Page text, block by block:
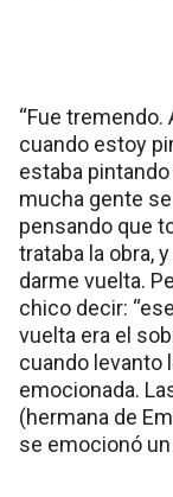
“Fue
cuando estoy
estaba
mucha gente
pensando que
trataba la obra,
darme vuelta.
chico decir:
vuelta era el
cuando levanto
emocionada.
(hermana de
se emocionó un